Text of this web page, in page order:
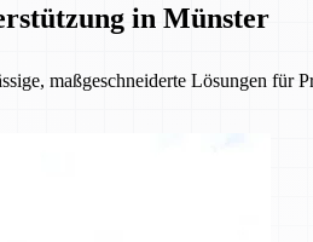
in Münster
maßgeschneiderte Lösungen für